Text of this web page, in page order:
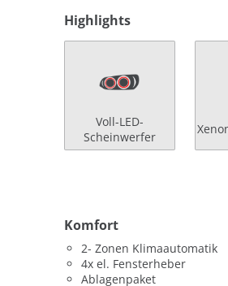
Highlights
Voll-LED-
Scheinwerfer
Komfort
2- Zonen Klimaautomatik
4x el. Fensterheber
Ablagenpaket